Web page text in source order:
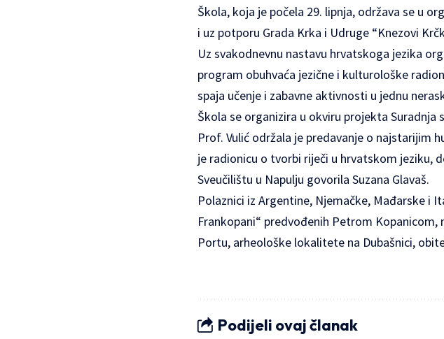
Škola, koja je počela 29. lipnja, održava se u
i uz potporu Grada Krka i Udruge “Knezovi
Uz svakodnevnu nastavu hrvatskoga jezika
program obuhvaća jezične i kulturološke
spaja učenje i zabavne aktivnosti u jednu
Škola se organizira u okviru projekta
Prof. Vulić održala je predavanje o najstarijim
je radionicu o tvorbi riječi u hrvatskom jeziku,
Sveučilištu u Napulju govorila Suzana Glavaš.
Polaznici iz Argentine, Njemačke, Mađarske i
Frankopani“ predvođenih Petrom
Portu, arheološke lokalitete na Dubašnici,
Podijeli ovaj članak